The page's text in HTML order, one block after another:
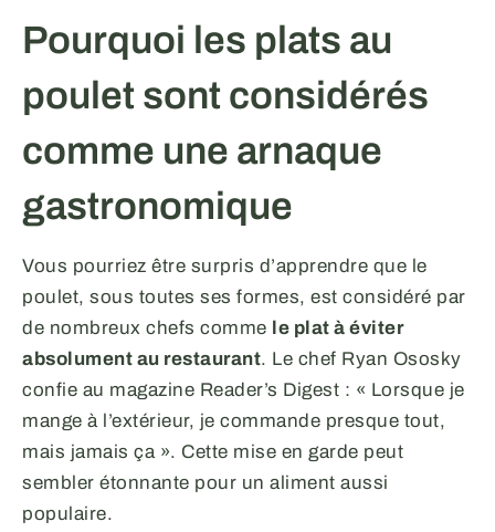
Pourquoi les plats au
poulet sont considérés
comme une arnaque
gastronomique
Vous pourriez être surpris d’apprendre que le
poulet, sous toutes ses formes, est considéré par
de nombreux chefs comme le plat à éviter
absolument au restaurant. Le chef Ryan Ososky
confie au magazine Reader’s Digest : « Lorsque je
mange à l’extérieur, je commande presque tout,
mais jamais ça ». Cette mise en garde peut
sembler étonnante pour un aliment aussi
populaire.